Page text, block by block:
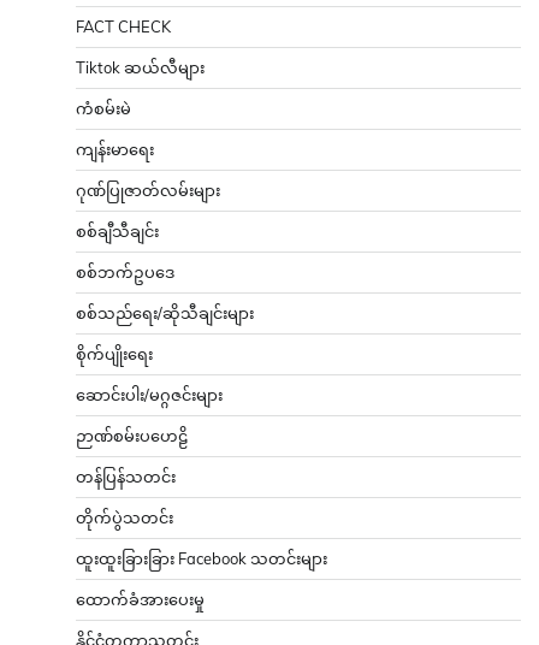
FACT CHECK
Tiktok ဆယ်လီများ
ကံစမ်းမဲ
ကျန်းမာရေး
ဂုဏ်ပြုဇာတ်လမ်းများ
စစ်ချီသီချင်း
စစ်ဘက်ဥပဒေ
စစ်သည်ရေး/ဆိုသီချင်းများ
စိုက်ပျိုးရေး
ဆောင်းပါး/မဂ္ဂဇင်းများ
ဉာဏ်စမ်းပဟေဠိ
တန်ပြန်သတင်း
တိုက်ပွဲသတင်း
ထူးထူးခြားခြား Facebook သတင်းများ
ထောက်ခံအားပေးမှု
နိုင်ငံတကာသတင်း